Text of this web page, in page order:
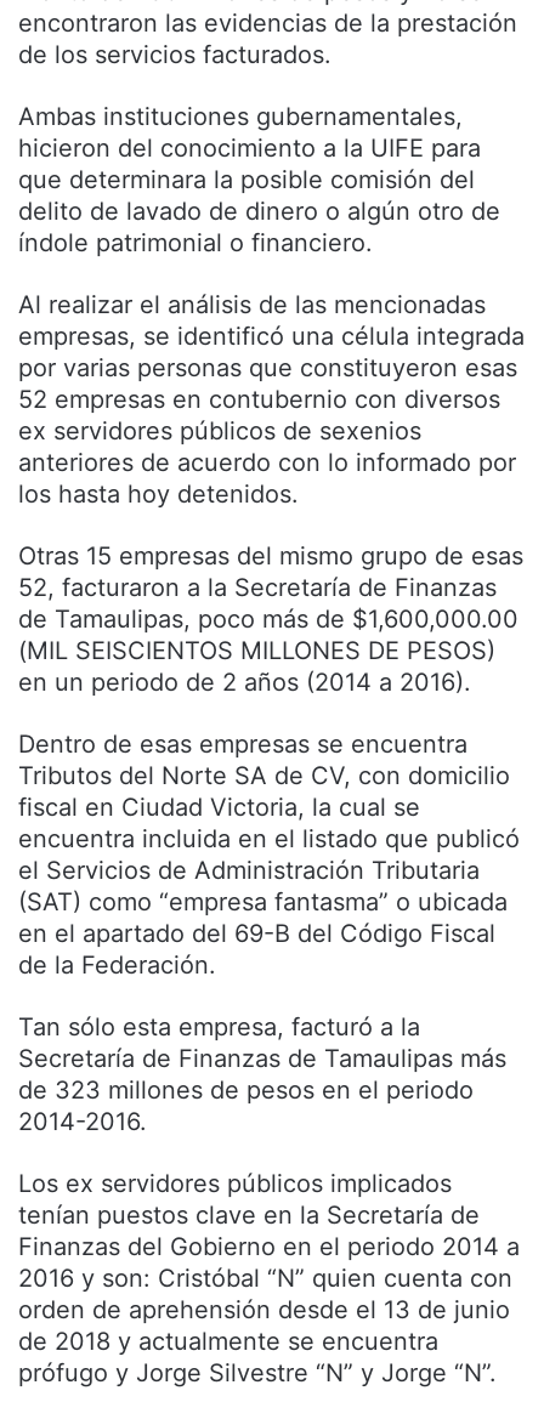
encontraron las evidencias de la prestación
de los servicios facturados.
Ambas instituciones gubernamentales,
hicieron del conocimiento a la UIFE para
que determinara la posible comisión del
delito de lavado de dinero o algún otro de
índole patrimonial o financiero.
Al realizar el análisis de las mencionadas
empresas, se identificó una célula integrada
por varias personas que constituyeron esas
52 empresas en contubernio con diversos
ex servidores públicos de sexenios
anteriores de acuerdo con lo informado por
los hasta hoy detenidos.
Otras 15 empresas del mismo grupo de esas
52, facturaron a la Secretaría de Finanzas
de Tamaulipas, poco más de $1,600,000.00
(MIL SEISCIENTOS MILLONES DE PESOS)
en un periodo de 2 años (2014 a 2016).
Dentro de esas empresas se encuentra
Tributos del Norte SA de CV, con domicilio
fiscal en Ciudad Victoria, la cual se
encuentra incluida en el listado que publicó
el Servicios de Administración Tributaria
(SAT) como “empresa fantasma” o ubicada
en el apartado del 69-B del Código Fiscal
de la Federación.
Tan sólo esta empresa, facturó a la
Secretaría de Finanzas de Tamaulipas más
de 323 millones de pesos en el periodo
2014-2016.
Los ex servidores públicos implicados
tenían puestos clave en la Secretaría de
Finanzas del Gobierno en el periodo 2014 a
2016 y son: Cristóbal “N” quien cuenta con
orden de aprehensión desde el 13 de junio
de 2018 y actualmente se encuentra
prófugo y Jorge Silvestre “N” y Jorge “N”.